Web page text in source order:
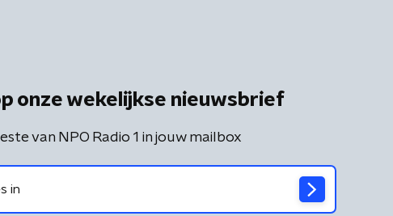
onze wekelijkse nieuwsbrief
van NPO Radio 1 in jouw mailbox